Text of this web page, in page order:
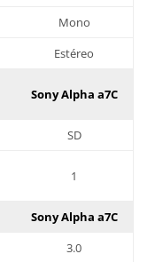
Mono
Estéreo
Sony Alpha a7C
SD
1
Sony Alpha a7C
3.0